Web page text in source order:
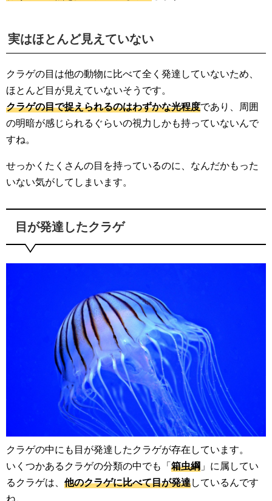
実はほとんど見えていない
クラゲの目は他の動物に比べて全く発達していないため、
ほとんど目が見えていないそうです。
クラゲの目で捉えられるのはわずかな光程度であり、周囲
の明暗が感じられるぐらいの視力しかも持っていないんで
すね。
せっかくたくさんの目を持っているのに、なんだかもった
いない気がしてしまいます。
目が発達したクラゲ
クラゲの中にも目が発達したクラゲが存在しています。
いくつかあるクラゲの分類の中でも「箱虫綱 」に属してい
るクラゲは、 他のクラゲに比べて目が発達しているんです
ね。